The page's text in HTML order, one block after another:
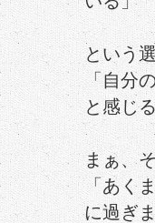
という
「自分
と感じ
まぁ、
「あく
に過ぎ